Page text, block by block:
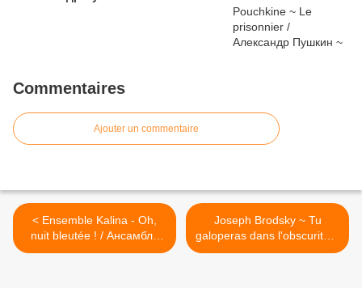
Commentaires
Ajouter un commentaire
< Ensemble Kalina - Oh,
nuit bleutée ! / Ансамбль
Калина - Ах, голубая ночь!
Joseph Brodsky ~ Tu
galoperas dans l'obscurité...
/ Иосиф Бродский ~ Tы